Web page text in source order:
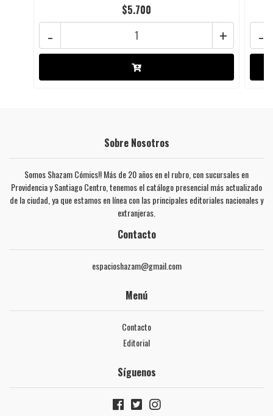
$5.700
+
- -
Sobre Nosotros
Somos Shazam Cómics!! Más de 20 años en el rubro, con sucursales en
Providencia y Santiago Centro, tenemos el catálogo presencial más actualizado
de la ciudad, ya que estamos en línea con las principales editoriales nacionales y
extranjeras.
Contacto
espacioshazam@gmail.com
Menú
Contacto
Editorial
Síguenos